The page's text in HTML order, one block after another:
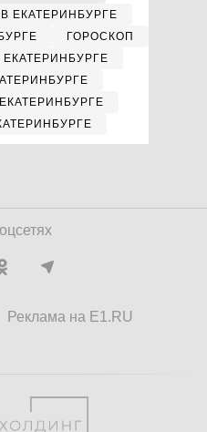
ЕКАТЕРИНБУРГЕ
ГОРОСКОП
Реклама на E1.RU